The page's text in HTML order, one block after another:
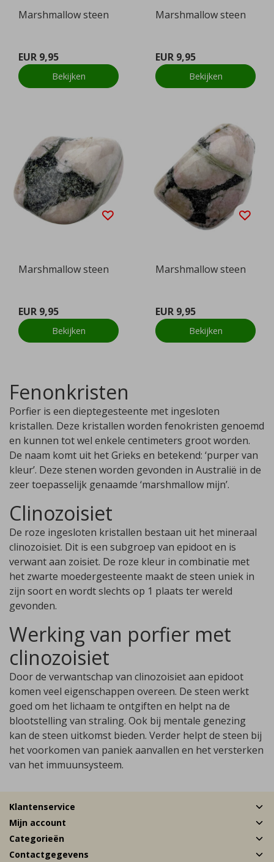
Marshmallow steen
EUR 9,95
Bekijken
Marshmallow steen
EUR 9,95
Bekijken
Marshmallow steen
EUR 9,95
Bekijken
Marshmallow steen
EUR 9,95
Bekijken
Fenonkristen
Porfier is een dieptegesteente met ingesloten
kristallen. Deze kristallen worden fenokristen genoemd
en kunnen tot wel enkele centimeters groot worden.
De naam komt uit het Grieks en betekend: ‘purper van
kleur’. Deze stenen worden gevonden in Australië in de
zeer toepasselijk genaamde ‘marshmallow mijn’.
Clinozoisiet
De roze ingesloten kristallen bestaan uit het mineraal
clinozoisiet. Dit is een subgroep van epidoot en is
verwant aan zoisiet. De roze kleur in combinatie met
het zwarte moedergesteente maakt de steen uniek in
zijn soort en wordt slechts op 1 plaats ter wereld
gevonden.
Werking van porfier met
clinozoisiet
Door de verwantschap van clinozoisiet aan epidoot
komen veel eigenschappen overeen. De steen werkt
goed om het lichaam te ontgiften en helpt na de
blootstelling van straling. Ook bij mentale genezing
kan de steen uitkomst bieden. Verder helpt de steen bij
het voorkomen van paniek aanvallen en het versterken
van het immuunsysteem.
Klantenservice
Mijn account
Categorieën
Contactgegevens